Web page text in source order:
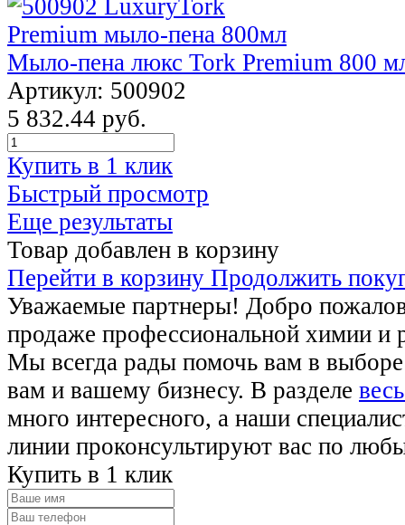
Мыло-пена люкс Тоrk Premium 800
Артикул: 500902
5 832.44 руб.
Купить в 1 клик
Быстрый просмотр
Еще результаты
Товар добавлен в корзину
Перейти в корзину Продолжить
Уважаемые партнеры! Добро
продаже профессиональной химии и
Мы всегда рады помочь вам в
вам и вашему бизнесу. В разделе
много интересного, а наши
линии проконсультируют вас по
Купить в 1 клик